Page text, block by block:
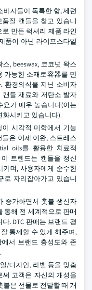
자들이 독특한 향, 세련
질 캔들을 찾고 있습니
만든 럭셔리 제품 라인
품이 아닌 라이프스타일
, beeswax, 코코넛 왁스
가능한 소재로容器를 만
환경의식을 지닌 소비자
들 재료와 저탄소 발자
요가 매우 높습니다(이는
화시키고 있습니다).
시각적 미학에서 기능
은 이제 이완, 스트레스
oils를 활용한 치료적
트렌드는 캔들을 정신
며, 사용자에게 순수한
로 자리잡아가고 있습니
증가하면서 촛불 생산자
통해 전 세계적으로 판매
. DTC 판매는 브랜드 경
통제할 수 있게 해주며,
서 브랜드 충성도와 존
/디자인, 라벨 등을 맞춤
고객은 자신의 개성을
은 선물로 전달할 때 개